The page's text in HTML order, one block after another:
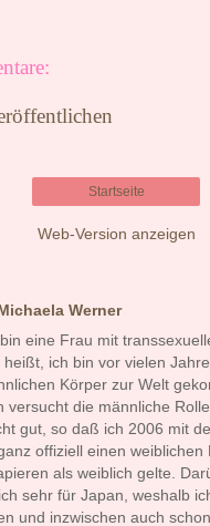
Startseite
Web-Version anzeigen
Werner
eine Frau mit
heißt, ich bin vor vielen
Körper zur Welt
versucht die männliche
gut, so daß ich 2006 mit
offiziell einen weiblichen
als weiblich gelte.
sehr für Japan, weshalb
und inzwischen auch